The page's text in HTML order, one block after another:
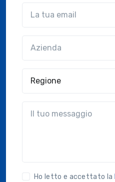
Ho letto e accettato la